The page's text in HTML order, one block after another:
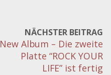
NÄCHSTER BEITRAG
New Album – Die zweite
Platte “ROCK YOUR
LIFE” ist fertig